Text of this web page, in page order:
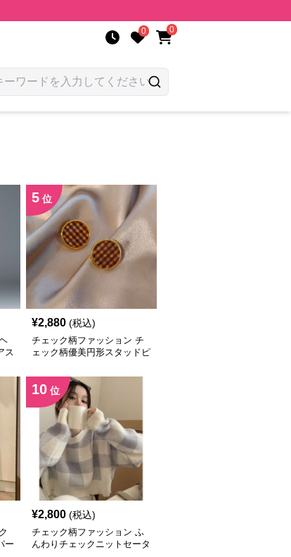
0 0
ス
5 位
¥2,880 (税込)
チェック柄ファッション チ
ェック柄優美円形スタッドピ
ー
10 位
¥2,800 (税込)
チェック柄ファッション ふ
んわりチェックニットセータ